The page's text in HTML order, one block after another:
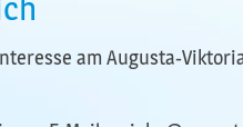
am Augusta-